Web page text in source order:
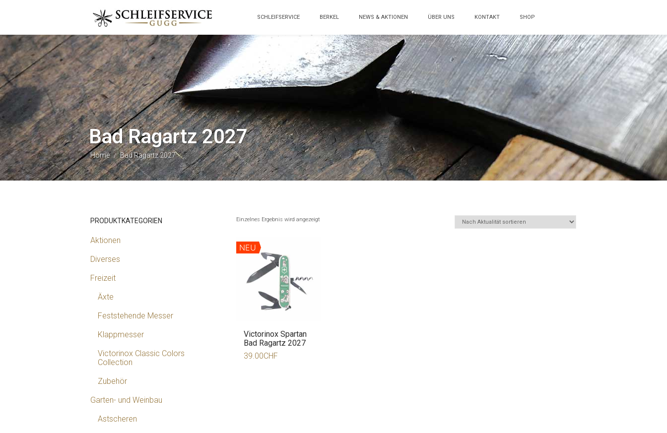
SCHLEIFSERVICE BERKEL NEWS & AKTIONEN ÜBER UNS KONTAKT SHOP
Bad Ragartz 2027
Home / Bad Ragartz 2027
Einzelnes Ergebnis wird angezeigt
NEU
Victorinox Spartan
Bad Ragartz 2027
39.00CHF
PRODUKTKATEGORIEN
Aktionen
Diverses
Freizeit
Äxte
Feststehende Messer
Klappmesser
Victorinox Classic Colors
Collection
Zubehör
Garten- und Weinbau
Astscheren